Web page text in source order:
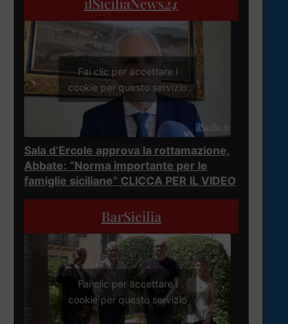
Fai clic per accettare i
cookie per questo servizio
Sala d’Ercole approva la rottamazione,
Abbate: “Norma importante per le
famiglie siciliane” CLICCA PER IL VIDEO
BarSicilia
Fai clic per accettare i
cookie per questo servizio